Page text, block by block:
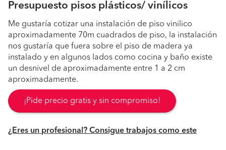
Presupuesto pisos plásticos/ vinílicos
Me gustaría cotizar una instalación de piso vinilico
aproximadamente 70m cuadrados de piso, la instalación
nos gustaría que fuera sobre el piso de madera ya
instalado y en algunos lados como cocina y baño existe
un desnivel de aproximadamente entre 1 a 2 cm
aproximadamente.
¡Pide precio gratis y sin compromiso!
¿Eres un profesional? Consigue trabajos como este